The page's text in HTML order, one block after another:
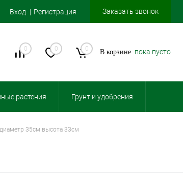
Вход Регистрация Заказать звонок
0 0 0 В корзине пока пусто
растения Грунт и удобрения
35см высота 33см